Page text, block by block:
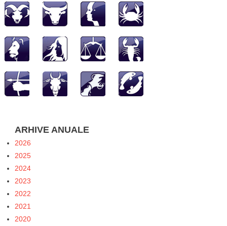
ARHIVE ANUALE
2026
2025
2024
2023
2022
2021
2020